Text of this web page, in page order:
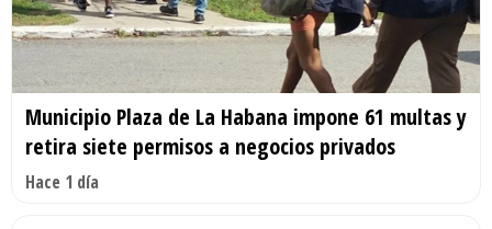
Municipio Plaza de La Habana impone 61 multas y
retira siete permisos a negocios privados
Hace 1 día